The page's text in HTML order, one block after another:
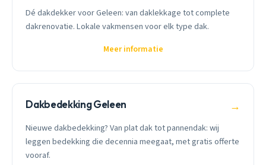
Dé dakdekker voor Geleen: van daklekkage tot complete
dakrenovatie. Lokale vakmensen voor elk type dak.
Meer informatie
Dakbedekking Geleen →
Nieuwe dakbedekking? Van plat dak tot pannendak: wij
leggen bedekking die decennia meegaat, met gratis offerte
vooraf.